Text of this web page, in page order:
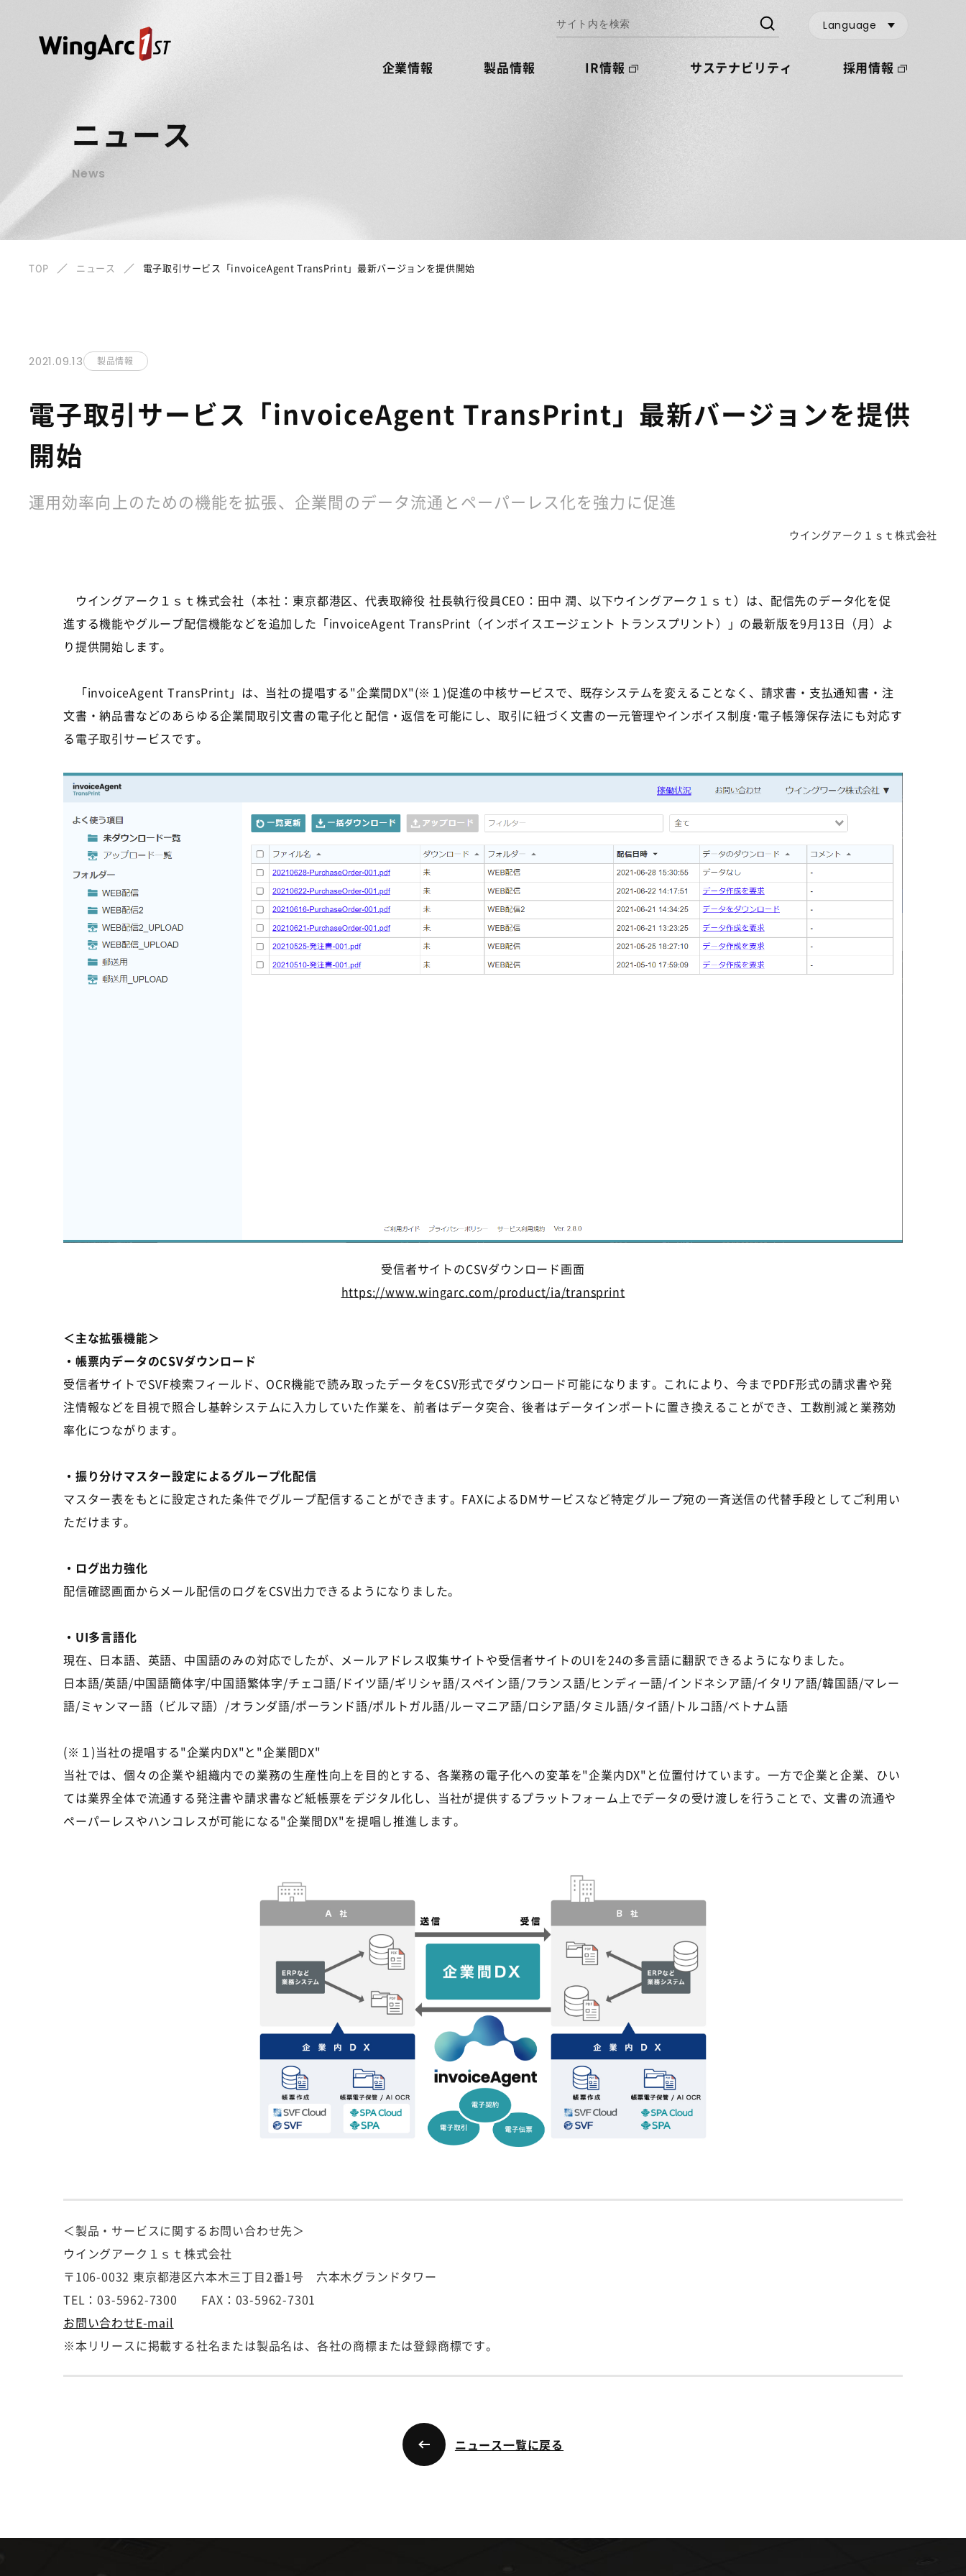
企業情報 製品情報 IR情報 サステナビリティ 採用情報
Language
ニュース
News
TOP ニュース 電子取引サービス「invoiceAgent TransPrint」最新バージョンを提供開始
2021.09.13 製品情報
電子取引サービス「invoiceAgent TransPrint」最新バージョンを提供
開始
運用効率向上のための機能を拡張、企業間のデータ流通とペーパーレス化を強力に促進
ウイングアーク１ｓｔ株式会社
ウイングアーク１ｓｔ株式会社（本社：東京都港区、代表取締役 社長執行役員CEO ：田中 潤、以下ウイングアーク１ｓｔ）は、配信先のデータ化を促
進する機能やグループ配信機能などを追加した「invoiceAgent TransPrint （インボイスエージェント トランスプリント）」の最新版を9月 13日（月）よ
り提供開始します。
「invoiceAgent TransPrint 」は、当社の提唱する"企業間DX"(※１)促進の中核サービスで、既存システムを変えることなく、請求書・支払通知書・注
文書・納品書などのあらゆる企業間取引文書の電子化と配信・返信を可能にし、取引に紐づく文書の一元管理やインボイス制度･電子帳簿保存法にも対応す
る電子取引サービスです。
受信者サイトのCSVダウンロード画面
https://www.wingarc.com/product/ia/transprint
＜主な拡張機能＞
・帳票内データのCSVダウンロード
受信者サイトでSVF検索フィールド、 OCR機能で読み取ったデータをCSV形式でダウンロード可能になります。これにより、今までPDF形式の請求書や発
注情報などを目視で照合し基幹システムに入力していた作業を、前者はデータ突合、後者はデータインポートに置き換えることができ、工数削減と業務効
率化につながります。
・振り分けマスター設定によるグループ化配信
マスター表をもとに設定された条件でグループ配信することができます。FAXによるDMサービスなど特定グループ宛の一斉送信の代替手段としてご利用い
ただけます。
・ログ出力強化
配信確認画面からメール配信のログをCSV出力できるようになりました。
・UI多言語化
現在、日本語、英語、中国語のみの対応でしたが、メールアドレス収集サイトや受信者サイトのUIを24の多言語に翻訳できるようになりました。
日本語/英語/中国語簡体字/中国語繁体字/チェコ語/ ドイツ語/ギリシャ語/スペイン語/フランス語/ヒンディー語/インドネシア語/イタリア語/韓国語/マレー
語/ミャンマー語（ビルマ語） /オランダ語/ポーランド語/ポルトガル語/ルーマニア語/ロシア語/タミル語/タイ語/ トルコ語/ベトナム語
(※１)当社の提唱する"企業内DX"と"企業間DX"
当社では、個々の企業や組織内での業務の生産性向上を目的とする、各業務の電子化への変革を"企業内DX"と位置付けています。一方で企業と企業、ひい
ては業界全体で流通する発注書や請求書など紙帳票をデジタル化し、当社が提供するプラットフォーム上でデータの受け渡しを行うことで、文書の流通や
ペーパーレスやハンコレスが可能になる"企業間DX"を提唱し推進します。
＜製品・サービスに関するお問い合わせ先＞
ウイングアーク１ｓｔ株式会社
〒106-0032 東京都港区六本木三丁目2番1号 六本木グランドタワー
TEL：03-5962-7300 FAX：03-5962-7301
お問い合わせE-mail
※本リリースに掲載する社名または製品名は、各社の商標または登録商標です。
ニュース一覧に戻る